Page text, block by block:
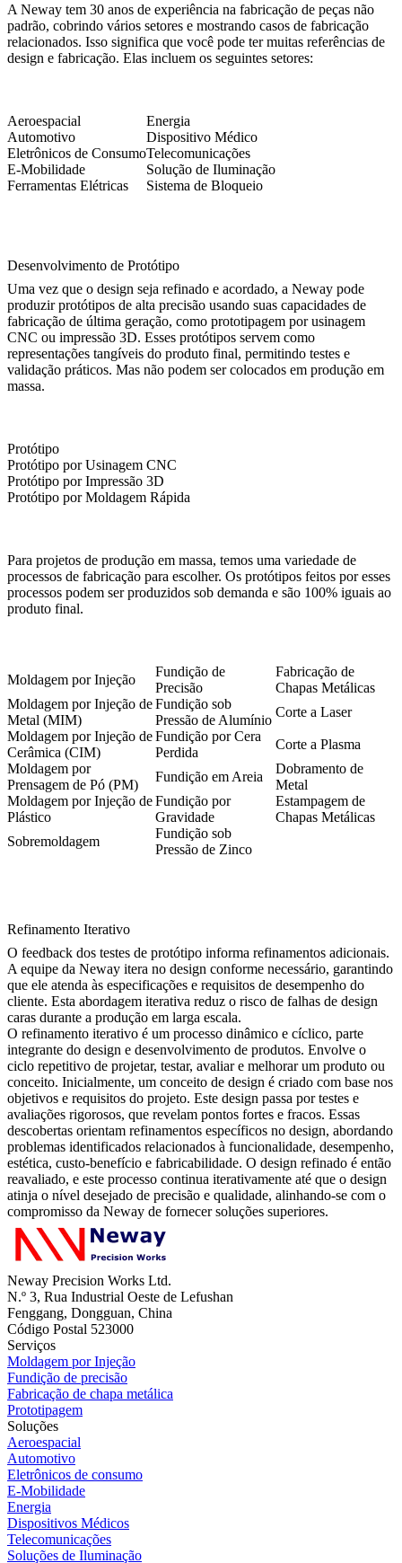
A Neway tem 30 anos de experiência na fabricação de peças não
padrão, cobrindo vários setores e mostrando casos de fabricação
relacionados. Isso significa que você pode ter muitas referências de
design e fabricação. Elas incluem os seguintes setores:
Aeroespacial
Energia
Automotivo
Dispositivo Médico
Eletrônicos de ConsumoTelecomunicações
E-Mobilidade
Solução de Iluminação
Ferramentas Elétricas
Sistema de Bloqueio
Desenvolvimento de Protótipo
Uma vez que o design seja refinado e acordado, a Neway pode
produzir protótipos de alta precisão usando suas capacidades de
fabricação de última geração, como prototipagem por usinagem
CNC ou impressão 3D. Esses protótipos servem como
representações tangíveis do produto final, permitindo testes e
validação práticos. Mas não podem ser colocados em produção em
massa.
Protótipo
Protótipo por Usinagem CNC
Protótipo por Impressão 3D
Protótipo por Moldagem Rápida
Para projetos de produção em massa, temos uma variedade de
processos de fabricação para escolher. Os protótipos feitos por esses
processos podem ser produzidos sob demanda e são 100% iguais ao
produto final.
Moldagem por Injeção
Fundição de
Precisão
Fabricação de
Chapas Metálicas
Moldagem por Injeção de
Metal (MIM)
Fundição sob
Pressão de Alumínio
Corte a Laser
Moldagem por Injeção de
Cerâmica (CIM)
Fundição por Cera
Perdida
Corte a Plasma
Moldagem por
Prensagem de Pó (PM)
Fundição em Areia
Dobramento de
Metal
Moldagem por Injeção de
Plástico
Fundição por
Gravidade
Estampagem de
Chapas Metálicas
Sobremoldagem
Fundição sob
Pressão de Zinco
Refinamento Iterativo
O feedback dos testes de protótipo informa refinamentos adicionais.
A equipe da Neway itera no design conforme necessário, garantindo
que ele atenda às especificações e requisitos de desempenho do
cliente. Esta abordagem iterativa reduz o risco de falhas de design
caras durante a produção em larga escala.
O refinamento iterativo é um processo dinâmico e cíclico, parte
integrante do design e desenvolvimento de produtos. Envolve o
ciclo repetitivo de projetar, testar, avaliar e melhorar um produto ou
conceito. Inicialmente, um conceito de design é criado com base nos
objetivos e requisitos do projeto. Este design passa por testes e
avaliações rigorosos, que revelam pontos fortes e fracos. Essas
descobertas orientam refinamentos específicos no design, abordando
problemas identificados relacionados à funcionalidade, desempenho,
estética, custo-benefício e fabricabilidade. O design refinado é então
reavaliado, e este processo continua iterativamente até que o design
atinja o nível desejado de precisão e qualidade, alinhando-se com o
compromisso da Neway de fornecer soluções superiores.
Neway Precision Works Ltd.
N.º 3, Rua Industrial Oeste de Lefushan
Fenggang, Dongguan, China
Código Postal 523000
Serviços
Moldagem por Injeção
Fundição de precisão
Fabricação de chapa metálica
Prototipagem
Soluções
Aeroespacial
Automotivo
Eletrônicos de consumo
E-Mobilidade
Energia
Dispositivos Médicos
Telecomunicações
Soluções de Iluminação